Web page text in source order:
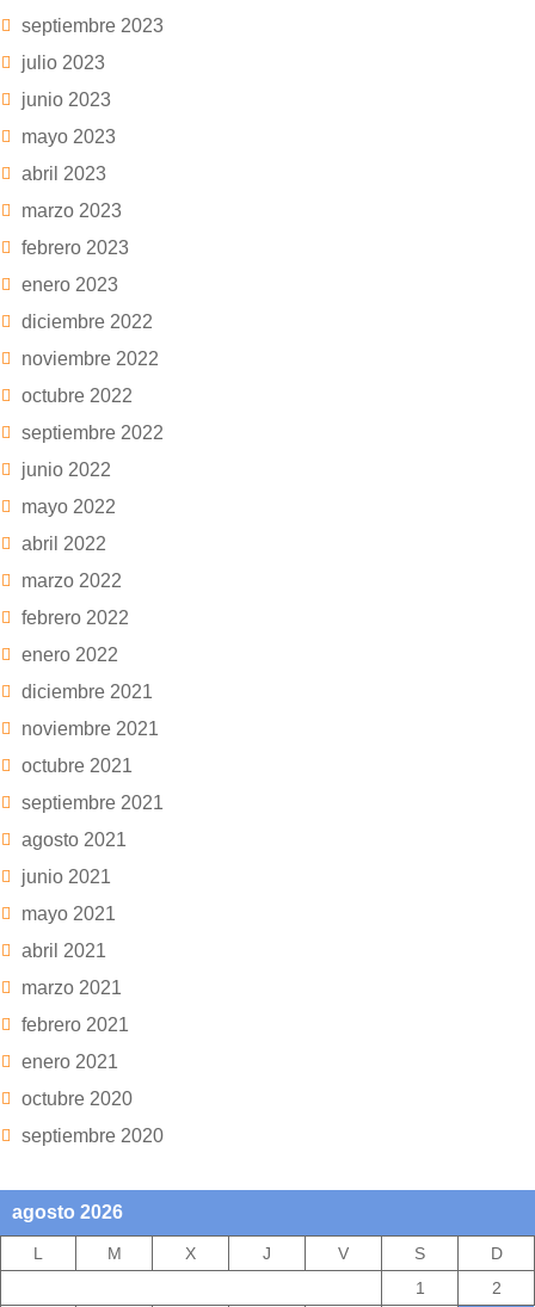
septiembre 2023
julio 2023
junio 2023
mayo 2023
abril 2023
marzo 2023
febrero 2023
enero 2023
diciembre 2022
noviembre 2022
octubre 2022
septiembre 2022
junio 2022
mayo 2022
abril 2022
marzo 2022
febrero 2022
enero 2022
diciembre 2021
noviembre 2021
octubre 2021
septiembre 2021
agosto 2021
junio 2021
mayo 2021
abril 2021
marzo 2021
febrero 2021
enero 2021
octubre 2020
septiembre 2020
agosto 2026
L M X J V S
D
1
2